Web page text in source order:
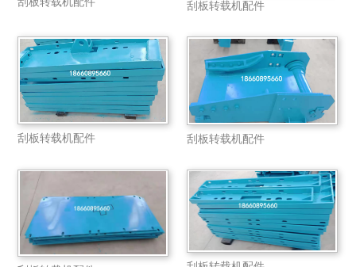
刮板转载机配件
刮板转载机配件 刮板转载机配件